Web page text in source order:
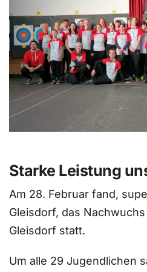
Starke Leistung
Am 28. Februar fand,
Gleisdorf, das
Gleisdorf statt.
Um alle 29 Jugendlichen